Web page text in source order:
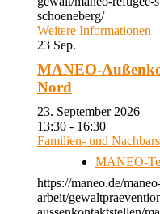
schoeneberg/
Weitere Informationen
23 Sep.
MANEO-
Nord
23. September 2026
13:30 - 16:30
Familien- und
MANEO-
https://maneo.de/
arbeit/